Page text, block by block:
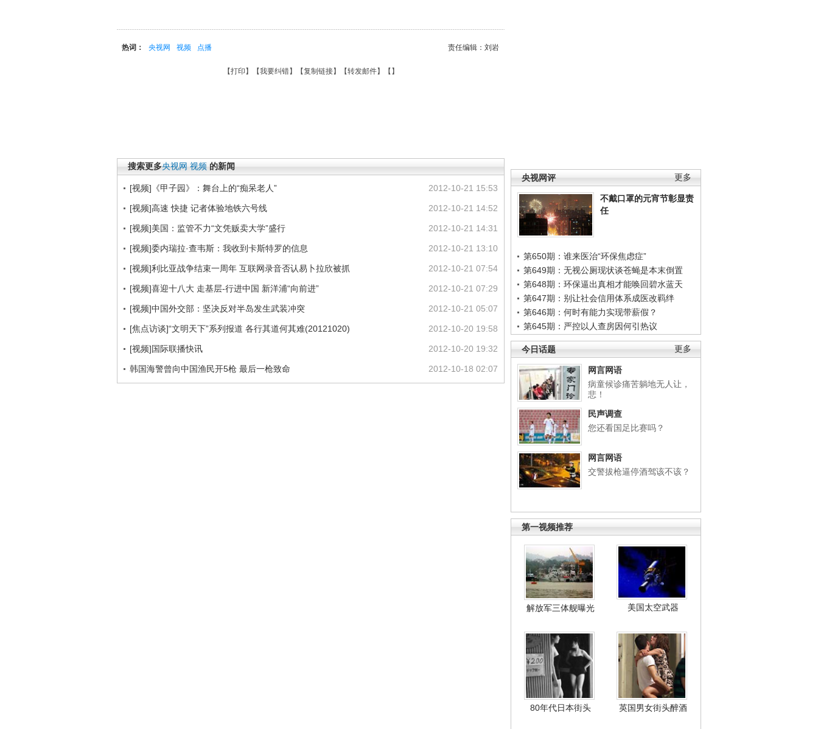
更多
央视网评
不戴口罩的元宵节彰显责
任
第650期：谁来医治“环保焦虑症”
第649期：无视公厕现状谈苍蝇是本末倒置
第648期：环保逼出真相才能唤回碧水蓝天
第647期：别让社会信用体系成医改羁绊
第646期：何时有能力实现带薪假？
第645期：严控以人查房因何引热议
更多
今日话题
网言网语
病童候诊痛苦躺地无人让，
悲！
民声调查
您还看国足比赛吗？
网言网语
交警拔枪逼停酒驾该不该？
第一视频推荐
解放军三体舰曝光 美国太空武器
80年代日本街头 英国男女街头醉酒
责任编辑：刘岩
热词： 央视网 视频 点播
【打印 】【我要纠错】【复制链接】【转发邮件】【 】
搜索更多央视网 视频 的新闻
2012-10-21 15:53
[视频]《甲子园》：舞台上的“痴呆老人”
2012-10-21 14:52
[视频]高速 快捷 记者体验地铁六号线
2012-10-21 14:31
[视频]美国：监管不力“文凭贩卖大学”盛行
2012-10-21 13:10
[视频]委内瑞拉·查韦斯：我收到卡斯特罗的信息
2012-10-21 07:54
[视频]利比亚战争结束一周年 互联网录音否认易卜拉欣被抓
2012-10-21 07:29
[视频]喜迎十八大 走基层-行进中国 新洋浦“向前进”
2012-10-21 05:07
[视频]中国外交部：坚决反对半岛发生武装冲突
2012-10-20 19:58
[焦点访谈]“文明天下”系列报道 各行其道何其难(20121020)
2012-10-20 19:32
[视频]国际联播快讯
2012-10-18 02:07
韩国海警曾向中国渔民开5枪 最后一枪致命